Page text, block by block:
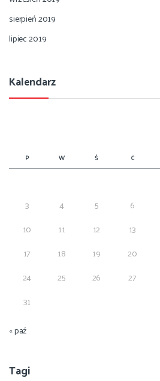
sierpień 2019
lipiec 2019
Kalendarz
P W Ś C
3
4 5 6
10
11 12 13
17
18 19 20
24
25 26 27
31
« paź
Tagi